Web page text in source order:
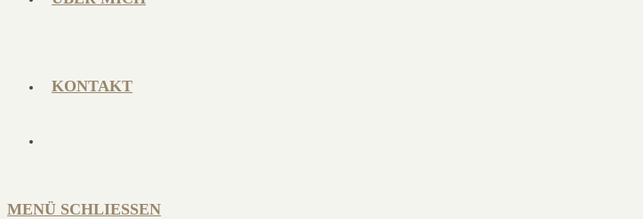
KONTAKT
MENÜ SCHLIESSEN